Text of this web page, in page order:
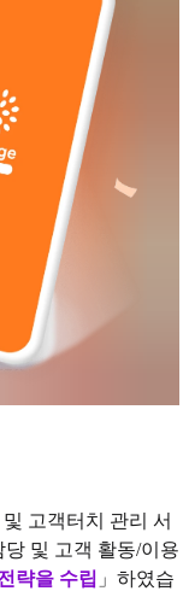
고객터치 관리 서
당 및 고객 활동/이용
략을 수립 」하였습